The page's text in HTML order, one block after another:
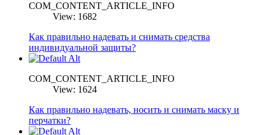
COM_CONTENT_ARTICLE_INFO
View: 1682
Как правильно надевать и снимать средства
индивидуальной защиты?
COM_CONTENT_ARTICLE_INFO
View: 1624
Как правильно надевать, носить и снимать маску и
перчатки?